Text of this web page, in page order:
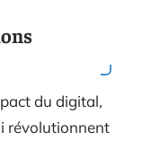
du digital,
révolutionnent